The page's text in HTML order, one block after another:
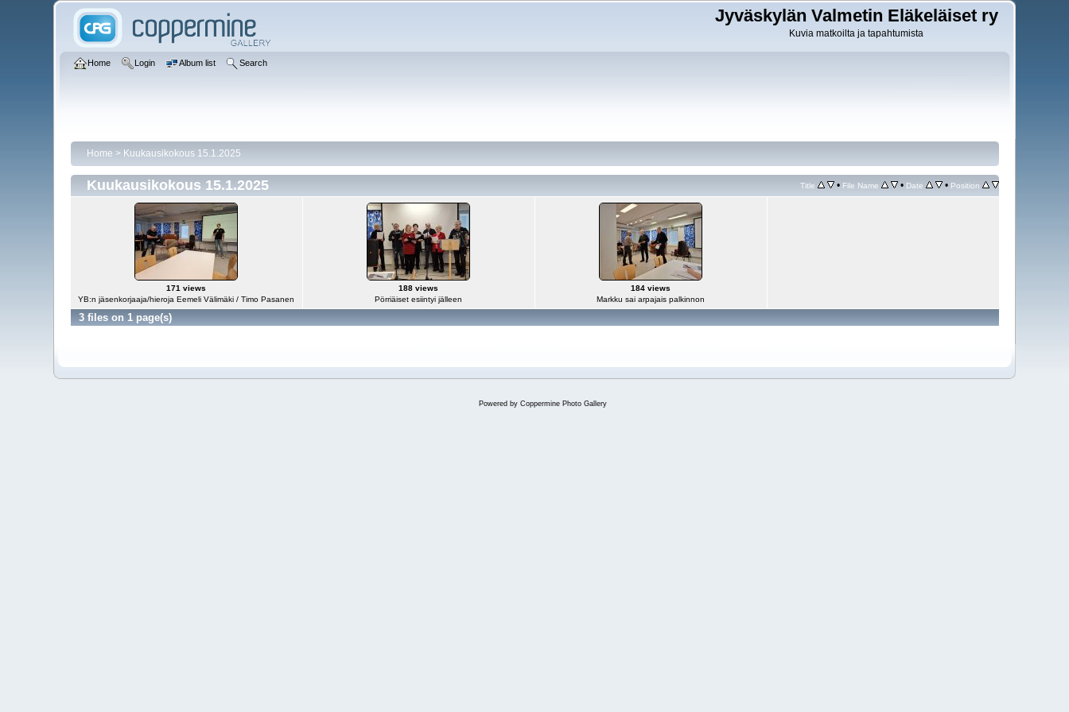
Jyväskylän Valmetin Eläkeläiset ry
Kuvia matkoilta ja tapahtumista
Home Login Album list Search
Home > Kuukausikokous 15.1.2025
Kuukausikokous 15.1.2025 Title • File Name • Date • Position
171 views
YB:n jäsenkorjaaja/hieroja Eemeli Välimäki / Timo Pasanen
188 views
Pörriäiset esiintyi jälleen
184 views
Markku sai arpajais palkinnon
3 files on 1 page(s)
Powered by Coppermine Photo Gallery